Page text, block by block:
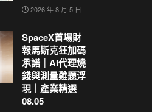
2026 年 8 月 5 日
SpaceX首場財
報馬斯克狂加碼
承諾｜AI代理燒
錢與測量難題浮
現｜產業精選
08.05